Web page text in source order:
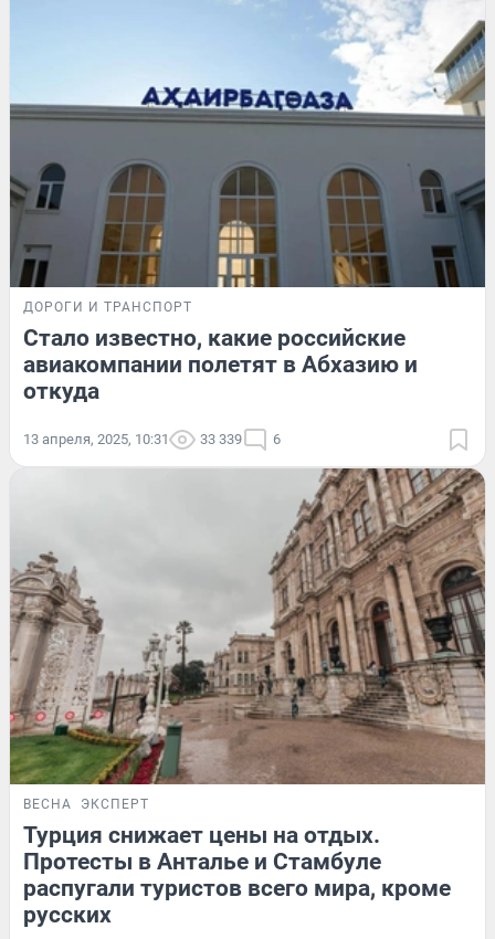
ДОРОГИ И ТРАНСПОРТ
Стало известно, какие российские
авиакомпании полетят в Абхазию и
откуда
13 апреля, 2025, 10:31 33 339 6
ВЕСНА ЭКСПЕРТ
Турция снижает цены на отдых.
Протесты в Анталье и Стамбуле
распугали туристов всего мира, кроме
русских